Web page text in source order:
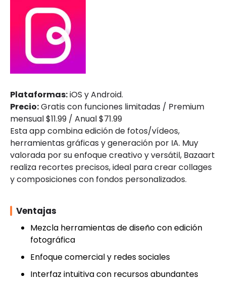
Plataformas:iOS y Android.
Precio:Gratis con funciones limitadas / Premium
mensual $11.99 / Anual $71.99
Esta app combina edición de fotos/vídeos,
herramientas gráficas y generación por IA. Muy
valorada por su enfoque creativo y versátil, Bazaart
realiza recortes precisos, ideal para crear collages
y composiciones con fondos personalizados.
Ventajas
Mezcla herramientas de diseño con edición
fotográfica
Enfoque comercial y redes sociales
Interfaz intuitiva con recursos abundantes